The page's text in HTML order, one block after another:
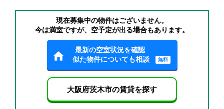
現在募集中の物件はございません。
今は満室ですが、空予定が出る場合もあります。
最新の空室状況を確認
似た物件についても相談
無料
大阪府茨木市の賃貸を探す